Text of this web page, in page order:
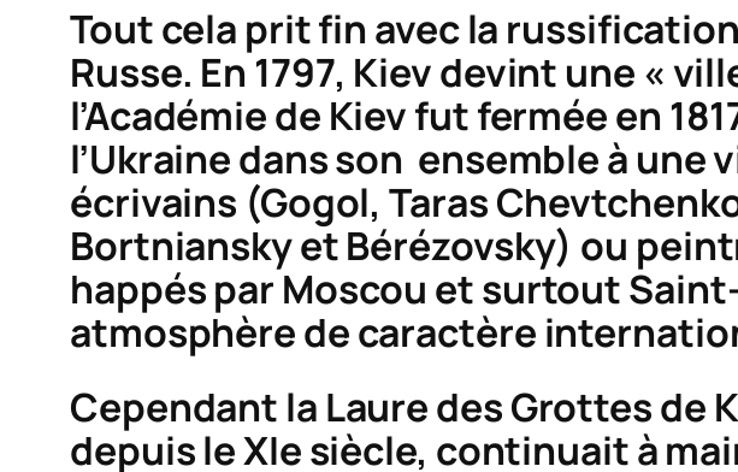
Tout cela prit fin avec la
Russe. En 1797, Kiev devint une «
l’Académie de Kiev fut fermée en
l’Ukraine dans son ensemble à une
écrivains (Gogol, Taras
Bortniansky et Bérézovsky) ou
happés par Moscou et surtout
atmosphère de caractère
Cependant la Laure des Grottes de
depuis le XIe siècle, continuait à